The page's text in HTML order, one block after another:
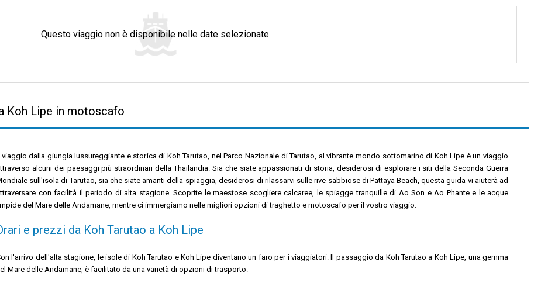
Questo viaggio non è disponibile nelle date selezionate
Koh Lipe in motoscafo
viaggio dalla giungla lussureggiante e storica di Koh Tarutao, nel Parco Nazionale di Tarutao, al vibrante mondo sottomarino di Koh Lipe è un viaggio
alcuni dei paesaggi più straordinari della Thailandia. Sia che siate appassionati di storia, desiderosi di esplorare i siti della Seconda Guerra
sull'isola di Tarutao, sia che siate amanti della spiaggia, desiderosi di rilassarvi sulle rive sabbiose di Pattaya Beach, questa guida vi aiuterà ad
con facilità il periodo di alta stagione. Scoprite le maestose scogliere calcaree, le spiagge tranquille di Ao Son e Ao Phante e le acque
del Mare delle Andamane, mentre ci immergiamo nelle migliori opzioni di traghetto e motoscafo per il vostro viaggio.
e prezzi da Koh Tarutao a Koh Lipe
l'arrivo dell'alta stagione, le isole di Koh Tarutao e Koh Lipe diventano un faro per i viaggiatori. Il passaggio da Koh Tarutao a Koh Lipe, una gemma
Mare delle Andamane, è facilitato da una varietà di opzioni di trasporto.